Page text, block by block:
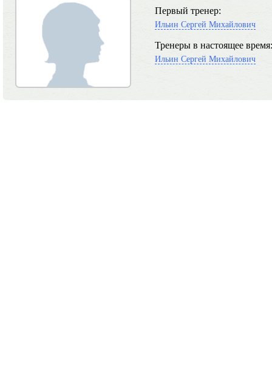
Первый тренер:
Ильин Сергей Михайлович
Тренеры в настоящее время:
Ильин Сергей Михайлович